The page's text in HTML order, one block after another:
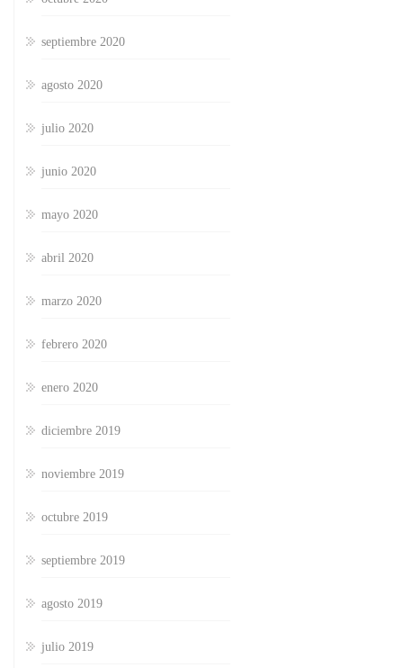
septiembre 2020
agosto 2020
julio 2020
junio 2020
mayo 2020
abril 2020
marzo 2020
febrero 2020
enero 2020
diciembre 2019
noviembre 2019
octubre 2019
septiembre 2019
agosto 2019
julio 2019